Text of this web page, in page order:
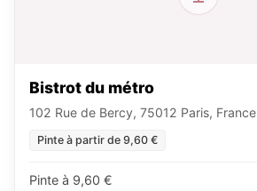
Bistrot du métro
102 Rue de Bercy, 75012 Paris, France
Pinte à partir de 9,60 €
Pinte à 9,60 €